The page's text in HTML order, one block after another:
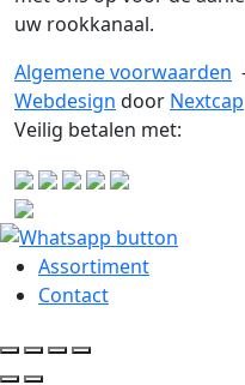
uw rookkanaal.
Algemene voorwaarden
Webdesign door Nextcap
Veilig betalen met:
Assortiment
Contact